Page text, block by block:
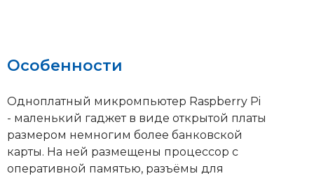
Особенности
Одноплатный микромпьютер Raspberry Pi
- маленький гаджет в виде открытой платы
размером немногим более банковской
карты. На ней размещены процессор с
оперативной памятью, разъёмы для